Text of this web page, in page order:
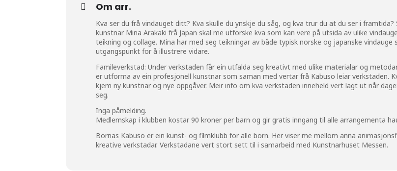
Om arr.
Kva ser du frå vindauget ditt? Kva skulle du ynskje du såg, og kva trur du at du ser i framtida?
kunstnar Mina Arakaki frå Japan skal me utforske kva som kan vere på utsida av ulike
teikning og collage. Mina har med seg teikningar av både typisk norske og japanske vindauge
utgangspunkt for å illustrere vidare.
Famileverkstad: Under verkstaden får ein utfalda seg kreativt med ulike materialar og
er utforma av ein profesjonell kunstnar som saman med vertar frå Kabuso leiar verkstaden.
kjem ny kunstnar og nye oppgåver. Meir info om kva verkstaden inneheld vert lagt ut når
seg.
Inga påmelding.
Medlemskap i klubben kostar 90 kroner per barn og gir gratis inngang til alle arrangementa
Bornas Kabuso er ein kunst- og filmklubb for alle born. Her viser me mellom anna
kreative verkstadar. Verkstadane vert stort sett til i samarbeid med Kunstnarhuset Messen.